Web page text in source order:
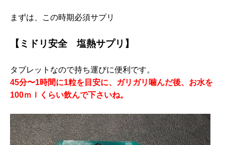
まずは、この時期必須サプリ
【ミドリ安全 塩熱サプリ】
タブレットなので持ち運びに便利です。
45分〜1時間に1粒を目安に、ガリガリ噛んだ後、お水を
100ｍｌくらい飲んで下さいね。